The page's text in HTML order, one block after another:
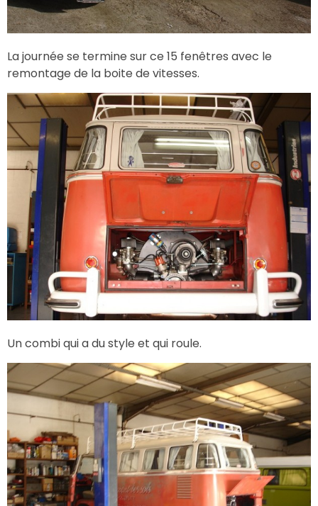
La journée se termine sur ce 15 fenêtres avec le
remontage de la boite de vitesses.
Un combi qui a du style et qui roule.